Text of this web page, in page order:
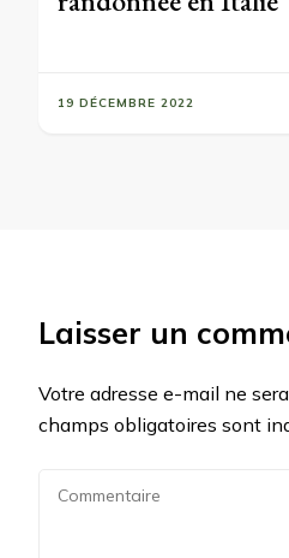
19 DÉCEMBRE 2022
Laisser un
Votre adresse e-mail ne
champs obligatoires sont